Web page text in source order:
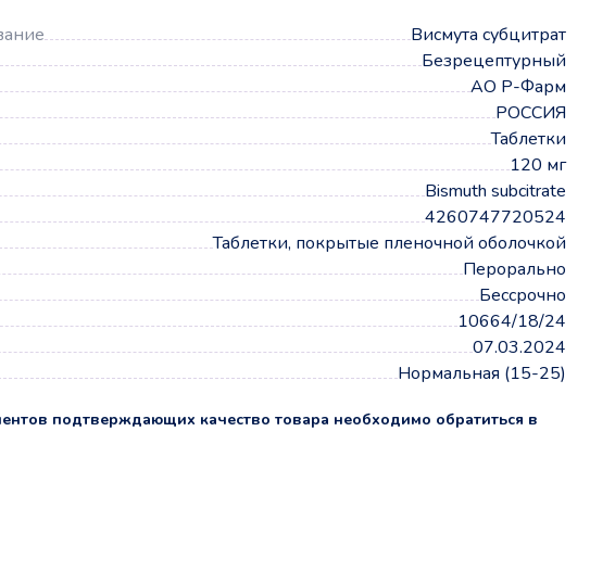
Висмута субцитрат
Безрецептурный
АО Р-Фарм
РОССИЯ
Таблетки
120 мг
Bismuth subcitrate
4260747720524
Таблетки, покрытые пленочной оболочкой
Перорально
Бессрочно
10664/18/24
07.03.2024
Нормальная (15-25)
подтверждающих качество товара необходимо обратиться в